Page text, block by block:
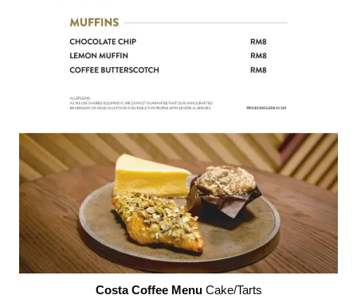
Costa Coffee MenuCake/Tarts